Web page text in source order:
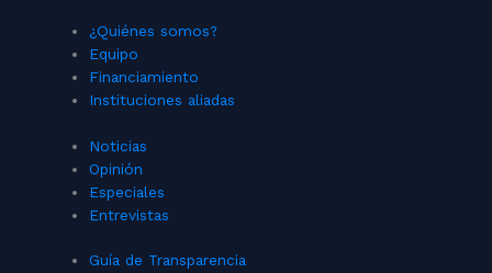
¿Quiénes somos?
Equipo
Financiamiento
Instituciones aliadas
Noticias
Opinión
Especiales
Entrevistas
Guía de Transparencia